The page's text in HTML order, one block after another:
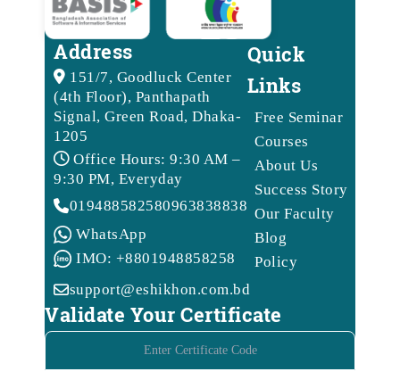
Address
151/7, Goodluck Center
(4th Floor), Panthapath
Signal, Green Road, Dhaka-
1205
Office Hours: 9:30 AM –
9:30 PM, Everyday
0194885825809638388388
WhatsApp
IMO: +8801948858258
support@eshikhon.com.bd
Quick
Links
Free Seminar
Courses
About Us
Success Story
Our Faculty
Blog
Policy
Validate Your Certificate